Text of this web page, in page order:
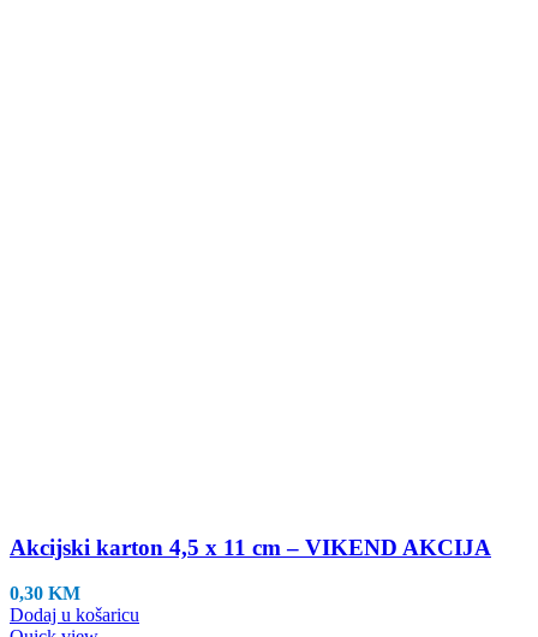
Akcijski karton 4,5 x 11 cm – VIKEND AKCIJA
0,30 KM
Dodaj u košaricu